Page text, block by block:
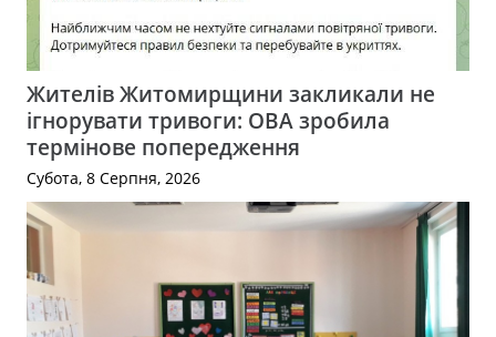
Жителів Житомирщини закликали не
ігнорувати тривоги: ОВА зробила
термінове попередження
Субота, 8 Серпня, 2026